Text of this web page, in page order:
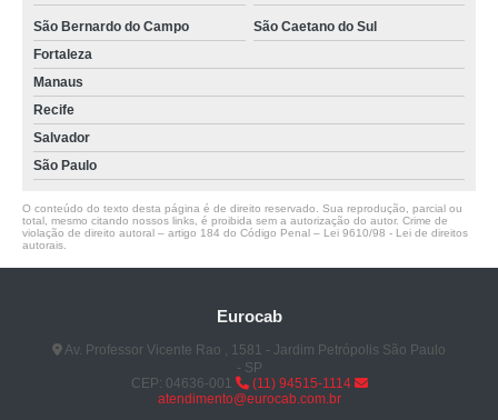
São Bernardo do Campo
São Caetano do Sul
Fortaleza
Manaus
Recife
Salvador
São Paulo
O conteúdo do texto desta página é de direito reservado. Sua reprodução, parcial ou
total, mesmo citando nossos links, é proibida sem a autorização do autor. Crime de
violação de direito autoral – artigo 184 do Código Penal – Lei 9610/98 - Lei de direitos
autorais
Eurocab
Av. Professor Vicente Rao , 1581 - Jardim Petrópolis São Paulo
- SP
CEP: 04636-001
(11) 94515-1114
atendimento@eurocab.com.br